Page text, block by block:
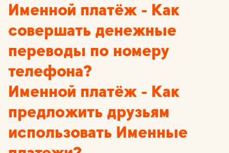
Именной платёж - Как
совершать денежные
переводы по номеру
телефона?
Именной платёж - Как
предложить друзьям
использовать Именные